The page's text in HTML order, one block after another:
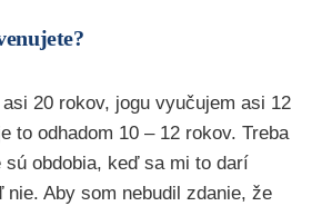
20 rokov, jogu vyučujem asi 12
to odhadom 10 – 12 rokov. Treba
sú obdobia, keď sa mi to darí
nie. Aby som nebudil zdanie, že